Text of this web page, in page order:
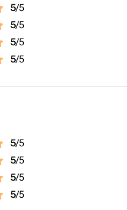
5/5
5/5
5/5
5/5
5/5
5/5
5/5
5/5